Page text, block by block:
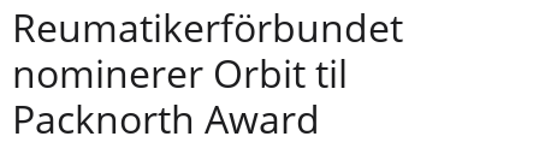
Reumatikerförbundet
nominerer Orbit til
Packnorth Award